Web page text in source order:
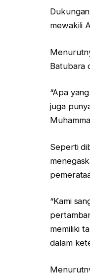
mewakili
Batubara
“Apa
juga
Seperti
“Kami
memiliki
dalam